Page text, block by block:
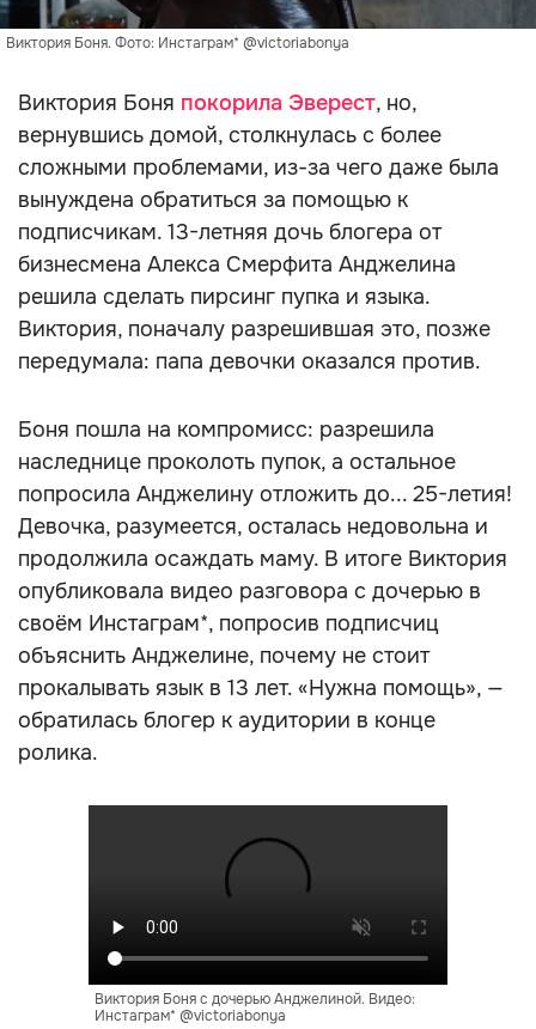
Виктория Боня. Фото: Инстаграм* @victoriabonya
Виктория Боня покорила Эверест, но,
вернувшись домой, столкнулась с более
сложными проблемами, из-за чего даже была
вынуждена обратиться за помощью к
подписчикам. 13-летняя дочь блогера от
бизнесмена Алекса Смерфита Анджелина
решила сделать пирсинг пупка и языка.
Виктория, поначалу разрешившая это, позже
передумала: папа девочки оказался против.
Боня пошла на компромисс: разрешила
наследнице проколоть пупок, а остальное
попросила Анджелину отложить до... 25-летия!
Девочка, разумеется, осталась недовольна и
продолжила осаждать маму. В итоге Виктория
опубликовала видео разговора с дочерью в
своём Инстаграм*, попросив подписчиц
объяснить Анджелине, почему не стоит
прокалывать язык в 13 лет. «Нужна помощь», —
обратилась блогер к аудитории в конце
ролика.
Виктория Боня с дочерью Анджелиной. Видео:
Инстаграм* @victoriabonya